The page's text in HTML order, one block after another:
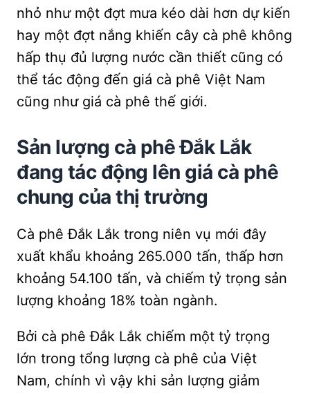
nhỏ như một đợt mưa kéo dài hơn dự kiến
hay một đợt nắng khiến cây cà phê không
hấp thụ đủ lượng nước cần thiết cũng có
thể tác động đến giá cà phê Việt Nam
cũng như giá cà phê thế giới.
Sản lượng cà phê Đắk Lắk
đang tác động lên giá cà phê
chung của thị trường
Cà phê Đắk Lắk trong niên vụ mới đây
xuất khẩu khoảng 265.000 tấn, thấp hơn
khoảng 54.100 tấn, và chiếm tỷ trọng sản
lượng khoảng 18% toàn ngành.
Bởi cà phê Đắk Lắk chiếm một tỷ trọng
lớn trong tổng lượng cà phê của Việt
Nam, chính vì vậy khi sản lượng giảm